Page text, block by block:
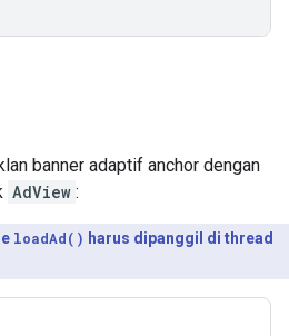
banner adaptif anchor dengan
AdView :
loadAd() harus dipanggil di thread